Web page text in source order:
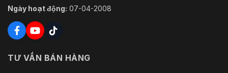
Ngày hoạt động: 07-04-2008
TƯ VẤN BÁN HÀNG